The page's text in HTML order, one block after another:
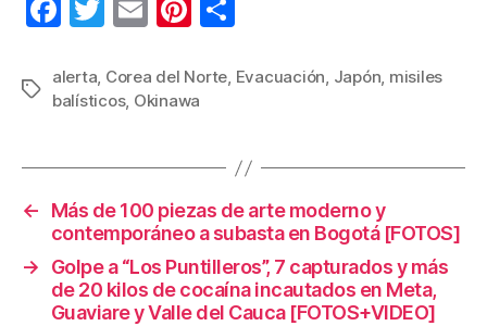
F
c
e
o
k
T
tt
er
E
ail
Pi
er
e
m
ar
tir
Etiquetas
alerta, Corea del Norte, Evacuación, Japón, misiles
balísticos, Okinawa
←
Más de 100 piezas de arte moderno y
contemporáneo a subasta en Bogotá [FOTOS]
→
Golpe a “Los Puntilleros”, 7 capturados y más
de 20 kilos de cocaína incautados en Meta,
Guaviare y Valle del Cauca [FOTOS+VIDEO]